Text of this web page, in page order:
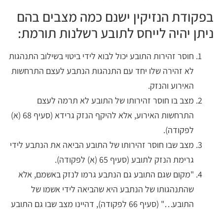
בפקודת הנזיקין ישנם כמה מצבים בהם
ניתן יהיה לייחס לתובע רשלנות תורמת:
חוסר זהירות התובע יכול לבוא לידי ביטוי בשילוב התנהגות
לא זהירה שלו יחד עם התנהגות הנתבע לעצם התרחשות
האירוע והנזק.
מצב בו חוסר זהירותו של התובע לא תרמה לעצם
התרחשות האירוע, אלא להיקף הנזק גרידא (סעיף 68 (א)
לפקודה).
מצב שבו חוסר זהירותו של התובע הביאה את הנתבע לידי
גרימת הנזק לתובע (סעיף 65 (א) לפקודה).
"מקום שגם התובע גם הנתבע גרמו לנזק באשמם, אלא
שהתנהגותו של הנתבע היא שהביאה לידי אשמו של
התובע…" (סעיף 66 לפקודה), דהיינו מצב שבו גם התובע